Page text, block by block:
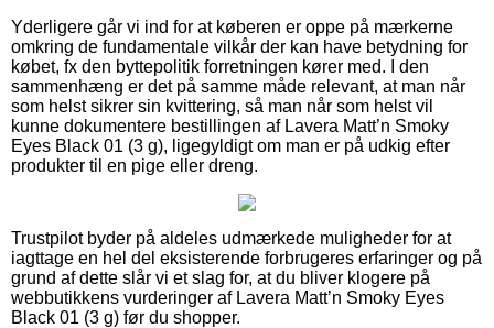
Yderligere går vi ind for at køberen er oppe på mærkerne
omkring de fundamentale vilkår der kan have betydning for
købet, fx den byttepolitik forretningen kører med. I den
sammenhæng er det på samme måde relevant, at man når
som helst sikrer sin kvittering, så man når som helst vil
kunne dokumentere bestillingen af Lavera Matt’n Smoky
Eyes Black 01 (3 g), ligegyldigt om man er på udkig efter
produkter til en pige eller dreng.
Trustpilot byder på aldeles udmærkede muligheder for at
iagttage en hel del eksisterende forbrugeres erfaringer og på
grund af dette slår vi et slag for, at du bliver klogere på
webbutikkens vurderinger af Lavera Matt’n Smoky Eyes
Black 01 (3 g) før du shopper.